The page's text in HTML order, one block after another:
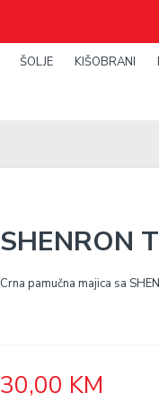
ŠOLJE KIŠOBRANI
SHENRON
Crna pamučna majica sa
30,00 KM